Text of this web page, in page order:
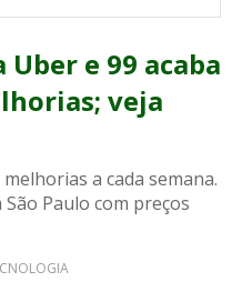
e 99 acaba
veja
a cada semana.
Paulo com preços